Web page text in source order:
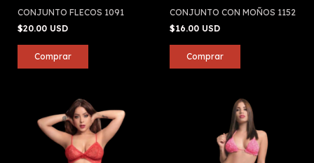
CONJUNTO FLECOS 1091
$20.00 USD
CONJUNTO CON MOÑOS 1152
$16.00 USD